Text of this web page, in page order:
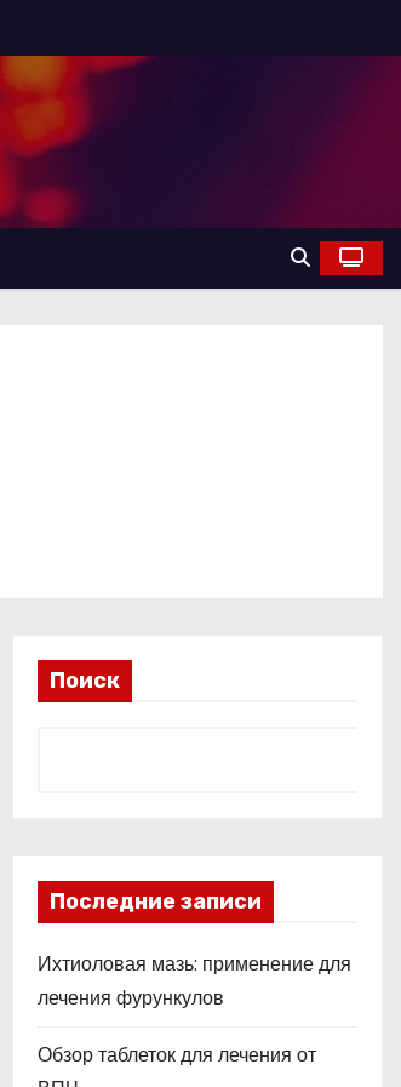
Поиск
Последние записи
Ихтиоловая мазь: применение для
лечения фурункулов
Обзор таблеток для лечения от